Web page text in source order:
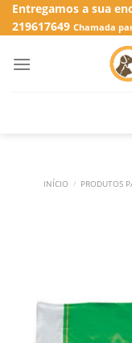
SkipEntregamos a sua
219617649 Chamada
INÍCIO / PRODUTOS